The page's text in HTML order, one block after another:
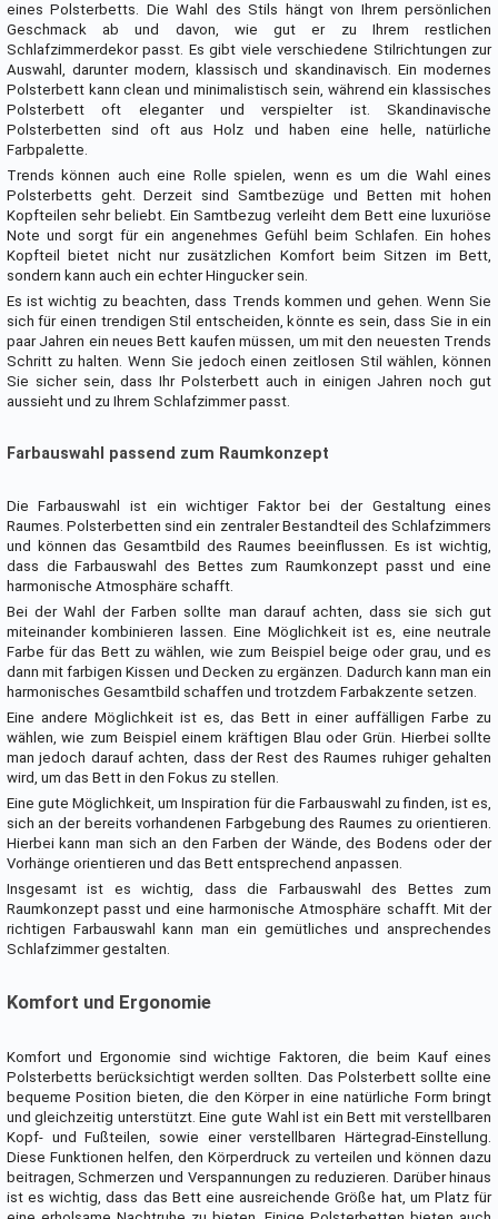
eines Polsterbetts. Die Wahl des Stils hängt von Ihrem persönlichen
Geschmack ab und davon, wie gut er zu Ihrem restlichen
Schlafzimmerdekor passt. Es gibt viele verschiedene Stilrichtungen zur
Auswahl, darunter modern, klassisch und skandinavisch. Ein modernes
Polsterbett kann clean und minimalistisch sein, während ein klassisches
Polsterbett oft eleganter und verspielter ist. Skandinavische
Polsterbetten sind oft aus Holz und haben eine helle, natürliche
Farbpalette.
Trends können auch eine Rolle spielen, wenn es um die Wahl eines
Polsterbetts geht. Derzeit sind Samtbezüge und Betten mit hohen
Kopfteilen sehr beliebt. Ein Samtbezug verleiht dem Bett eine luxuriöse
Note und sorgt für ein angenehmes Gefühl beim Schlafen. Ein hohes
Kopfteil bietet nicht nur zusätzlichen Komfort beim Sitzen im Bett,
sondern kann auch ein echter Hingucker sein.
Es ist wichtig zu beachten, dass Trends kommen und gehen. Wenn Sie
sich für einen trendigen Stil entscheiden, könnte es sein, dass Sie in ein
paar Jahren ein neues Bett kaufen müssen, um mit den neuesten Trends
Schritt zu halten. Wenn Sie jedoch einen zeitlosen Stil wählen, können
Sie sicher sein, dass Ihr Polsterbett auch in einigen Jahren noch gut
aussieht und zu Ihrem Schlafzimmer passt.
Farbauswahl passend zum Raumkonzept
Die Farbauswahl ist ein wichtiger Faktor bei der Gestaltung eines
Raumes. Polsterbetten sind ein zentraler Bestandteil des Schlafzimmers
und können das Gesamtbild des Raumes beeinflussen. Es ist wichtig,
dass die Farbauswahl des Bettes zum Raumkonzept passt und eine
harmonische Atmosphäre schafft.
Bei der Wahl der Farben sollte man darauf achten, dass sie sich gut
miteinander kombinieren lassen. Eine Möglichkeit ist es, eine neutrale
Farbe für das Bett zu wählen, wie zum Beispiel beige oder grau, und es
dann mit farbigen Kissen und Decken zu ergänzen. Dadurch kann man ein
harmonisches Gesamtbild schaffen und trotzdem Farbakzente setzen.
Eine andere Möglichkeit ist es, das Bett in einer auffälligen Farbe zu
wählen, wie zum Beispiel einem kräftigen Blau oder Grün. Hierbei sollte
man jedoch darauf achten, dass der Rest des Raumes ruhiger gehalten
wird, um das Bett in den Fokus zu stellen.
Eine gute Möglichkeit, um Inspiration für die Farbauswahl zu finden, ist es,
sich an der bereits vorhandenen Farbgebung des Raumes zu orientieren.
Hierbei kann man sich an den Farben der Wände, des Bodens oder der
Vorhänge orientieren und das Bett entsprechend anpassen.
Insgesamt ist es wichtig, dass die Farbauswahl des Bettes zum
Raumkonzept passt und eine harmonische Atmosphäre schafft. Mit der
richtigen Farbauswahl kann man ein gemütliches und ansprechendes
Schlafzimmer gestalten.
Komfort und Ergonomie
Komfort und Ergonomie sind wichtige Faktoren, die beim Kauf eines
Polsterbetts berücksichtigt werden sollten. Das Polsterbett sollte eine
bequeme Position bieten, die den Körper in eine natürliche Form bringt
und gleichzeitig unterstützt. Eine gute Wahl ist ein Bett mit verstellbaren
Kopf- und Fußteilen, sowie einer verstellbaren Härtegrad-Einstellung.
Diese Funktionen helfen, den Körperdruck zu verteilen und können dazu
beitragen, Schmerzen und Verspannungen zu reduzieren. Darüber hinaus
ist es wichtig, dass das Bett eine ausreichende Größe hat, um Platz für